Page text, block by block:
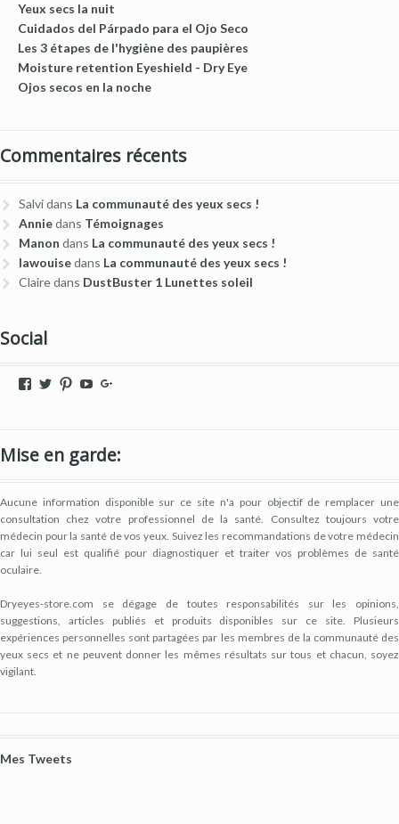
Yeux secs la nuit
Cuidados del Párpado para el Ojo Seco
Les 3 étapes de l'hygiène des paupières
Moisture retention Eyeshield - Dry Eye
Ojos secos en la noche
Commentaires récents
Salvidans La communauté des yeux secs !
Anniedans Témoignages
Manon dans La communauté des yeux secs !
lawouisedans La communauté des yeux secs !
Clairedans DustBuster 1 Lunettes soleil
Social
Voir
de
sur
Facebook
Voir
de
sur
Twitter
Voir
de
sur
Pinterest
Voir
de
A
YouTube
de
store
Google+
Mise en garde:
Aucune information disponible sur ce site n'a pour objectif de remplacer une
consultation chez votre professionnel de la santé. Consultez toujours votre
médecin pour la santé de vos yeux. Suivez les recommandations de votre médecin
car lui seul est qualifié pour diagnostiquer et traiter vos problèmes de santé
oculaire.
Dryeyes-store.com se dégage de toutes responsabilités sur les opinions,
suggestions, articles publiés et produits disponibles sur ce site. Plusieurs
expériences personnelles sont partagées par les membres de la communauté des
yeux secs et ne peuvent donner les mêmes résultats sur tous et chacun, soyez
vigilant.
Mes Tweets